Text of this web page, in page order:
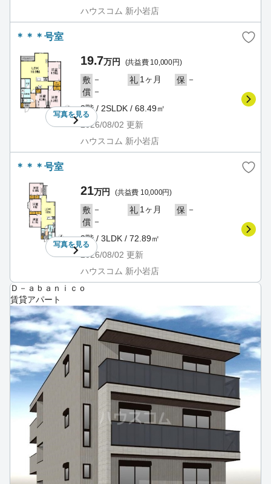
ハウスコム 新小岩店
＊＊＊号室
写真を見る
19.7万円 (共益費 10,000円)
敷 － 礼 1ヶ月 保 －
償 －
3階 / 2SLDK / 68.49㎡
2026/08/02 更新
ハウスコム 新小岩店
＊＊＊号室
写真を見る
21万円 (共益費 10,000円)
敷 － 礼 1ヶ月 保 －
償 －
3階 / 3LDK / 72.89㎡
2026/08/02 更新
ハウスコム 新小岩店
Ｄ－ａｂａｎｉｃｏ
賃貸アパート